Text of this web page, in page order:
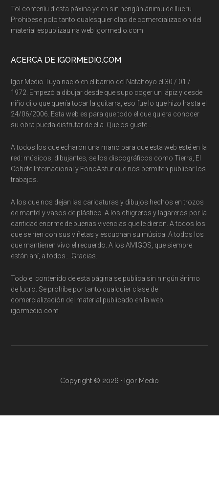
Tol contenìu d’esta pàxina ye en sin nengún ánimu de llucru.
Prohibese polo tanto cualesquier clas de comercializacion del
material espublizau na web igormedio.com
ACERCA DE IGORMEDIO.COM
Igor Medio Tuya nació en el barrio del Natahoyo el 30 / 01 /
1972. Empezó a dibujar desde que supo coger un lápiz y desde
niño dijo que quería tocar la guitarra, eso fue lo que hizo hasta el
24/06/2006. Esta web es para que todo el que quiera conocer
su obra pueda disfrutar de ella. Que os guste…
A todos los que echaron una mano para que esta web esté en la
red: músicos, dibujantes, sellos discográficos como Tierra, El
Cohete Internacional y FonoAstur que nos permiten publicar los
trabajos.
A los que nos dejan las caricaturas y dibujos hechos en trozos
de mantel y vasos de plástico. A los chigreros y lagareros por la
cantidad enorme de buenas vivencias que le dieron. A todos los
que se ríen con sus viñetas y escuchan su música. A todos los
que mantienen vivo el recuerdo. A los AMIGOS, que siempre
están ahí, a todos… Gracias.
Todo el contenido de esta página se publica sin ningún ánimo
de lucro. Se prohibe por tanto cualquier clase de
comercialización del material publicado en la web
igormedio.com
Copyright © 2026 · Igor Medio